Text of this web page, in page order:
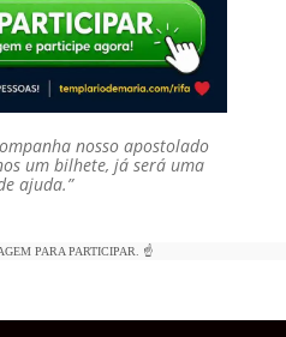
nosso apostolado
um bilhete, já será uma
ajuda.”
PARA PARTICIPAR. ☝️